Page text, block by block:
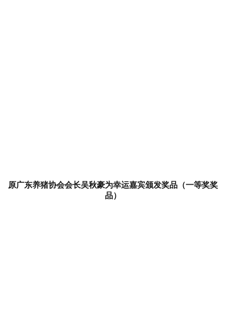
原广东养猪协会会长吴秋豪为幸运嘉宾颁发奖品（一等奖奖
品）